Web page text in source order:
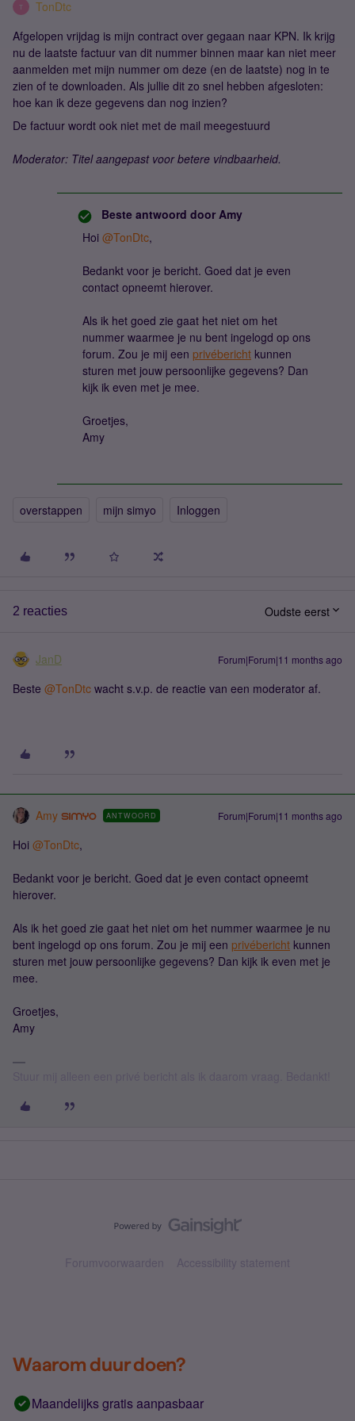
T
TonDtc
Afgelopen vrijdag is mijn contract over gegaan naar KPN. Ik krijg
nu de laatste factuur van dit nummer binnen maar kan niet meer
aanmelden met mijn nummer om deze (en de laatste) nog in te
zien of te downloaden. Als jullie dit zo snel hebben afgesloten:
hoe kan ik deze gegevens dan nog inzien?
De factuur wordt ook niet met de mail meegestuurd
Moderator: Titel aangepast voor betere vindbaarheid.
Beste antwoord door Amy
Hoi ​ @TonDtc,
Bedankt voor je bericht. Goed dat je even
contact opneemt hierover.
Als ik het goed zie gaat het niet om het
nummer waarmee je nu bent ingelogd op ons
forum. Zou je mij een privébericht kunnen
sturen met jouw persoonlijke gegevens? Dan
kijk ik even met je mee.
Groetjes,
Amy
overstappen mijn simyo Inloggen
2 reacties Oudste eerst
JanD Forum|Forum|11 months ago
Beste ​ @TonDtc wacht s.v.p. de reactie van een moderator af.
Amy ANTWOORD Forum|Forum|11 months ago
Hoi ​ @TonDtc,
Bedankt voor je bericht. Goed dat je even contact opneemt
hierover.
Als ik het goed zie gaat het niet om het nummer waarmee je nu
bent ingelogd op ons forum. Zou je mij een privébericht kunnen
sturen met jouw persoonlijke gegevens? Dan kijk ik even met je
mee.
Groetjes,
Amy
Forumvoorwaarden Accessibility statement
Waarom duur doen?
Maandelijks gratis aanpasbaar